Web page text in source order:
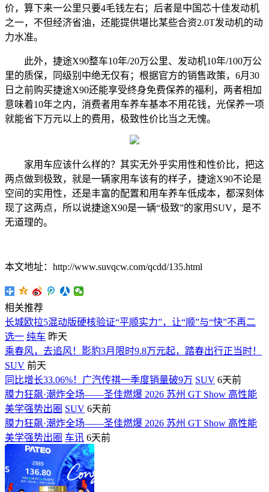
价，算下来一公里只要4毛钱左右；后者是中国芯十佳发动机
之一，不但经济省油，还能提供堪比某些合资2.0T发动机的动
力水准。
此外，捷途X90整车10年/20万公里、发动机10年/100万公
里的质保，同级别中绝无仅有；根据官方的销售政策，6月30
日之前购买捷途X90还能享受终身免费保养的福利，两者相加
意味着10年之内，消费者用车养车基本不用花钱，光保养一项
就能省下万元以上的费用，极致性价比当之无愧。
家用车应该什么样的？其实无外乎实用性和性价比，把这
两点做到极致，就是一辆家用车该有的样子，捷途X90不论是
空间的实用性，还是丰富的配置和用车养车低成本，都深刻体
现了这两点，所以说捷途X90是一辆“极致”的家用SUV，是不
无道理的。
本文地址：http://www.suvqcw.com/qcdd/135.html
相关推荐
长城欧拉5混动版硬核验证“平顺实力”，让“顺”与“快”不再二
选一 纯车 昨天
乘春风，去追风！影豹3月限时9.8万元起，踏春出行正当时！
SUV 前天
同比增长33.06%！广汽传祺一季度销量破9万 SUV 6天前
膜力狂飙·潮炸全场——圣佳燃爆 2026 苏州 GT Show 高性能
美学强势出圈 SUV 6天前
膜力狂飙·潮炸全场——圣佳燃爆 2026 苏州 GT Show 高性能
美学强势出圈 车讯 6天前